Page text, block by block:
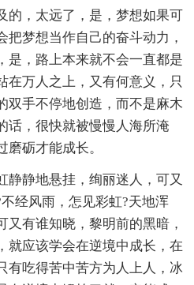
的，太远了，是，梦想如果可
把梦想当作自己的奋斗动力，
是，路上本来就不会一直都是
在万人之上，又有何意义，只
双手不停地创造，而不是麻木
话，很快就被慢慢人海所淹
砺才能成长。
静静地悬挂，绚丽迷人，可又
经风雨，怎见彩虹?天地浑
有谁知晓，黎明前的黑暗，
就应该学会在逆境中成长，在
有吃得苦中苦方为人上人，冰